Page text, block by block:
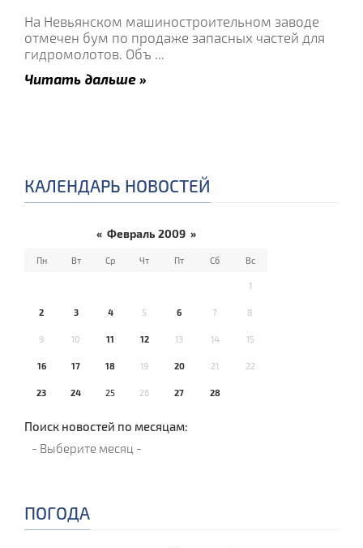
На Невьянском машиностроительном заводе
отмечен бум по продаже запасных частей для
гидромолотов. Объ ...
Читать дальше »
КАЛЕНДАРЬ НОВОСТЕЙ
« Февраль 2009 »
Пн Вт Ср Чт Пт Сб Вс
1
2 3 4 5 6 7 8
9 10 11 12 13 14 15
16 17 18 19 20 21 22
23 24 25 26 27 28
Поиск новостей по месяцам:
ПОГОДА